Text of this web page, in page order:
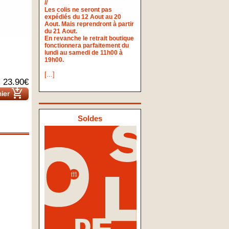
//
Les colis ne seront pas
expédiés du 12 Aout au 20
Aout. Mais reprendront à partir
du 21 Aout.
En revanche le retrait boutique
fonctionnera parfaitement du
lundi au samedi de 11h00 à
19h00.
[...]
Soldes
23.90€
add_shopping_cart